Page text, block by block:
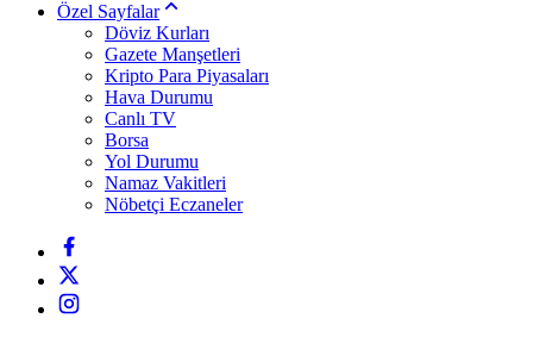
Özel Sayfalar
Döviz Kurları
Gazete Manşetleri
Kripto Para Piyasaları
Hava Durumu
Canlı TV
Borsa
Yol Durumu
Namaz Vakitleri
Nöbetçi Eczaneler